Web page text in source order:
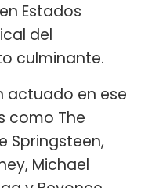
Estados
del
culminante.
actuado en ese
como The
Springsteen,
Michael